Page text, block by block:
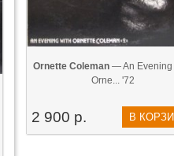
Ornette Coleman— An Evening
Orne... '72
2 900 р. В